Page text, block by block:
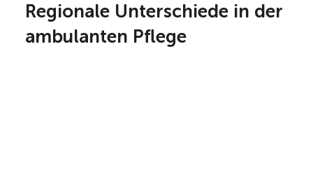
Regionale Unterschiede in der
ambulanten Pflege